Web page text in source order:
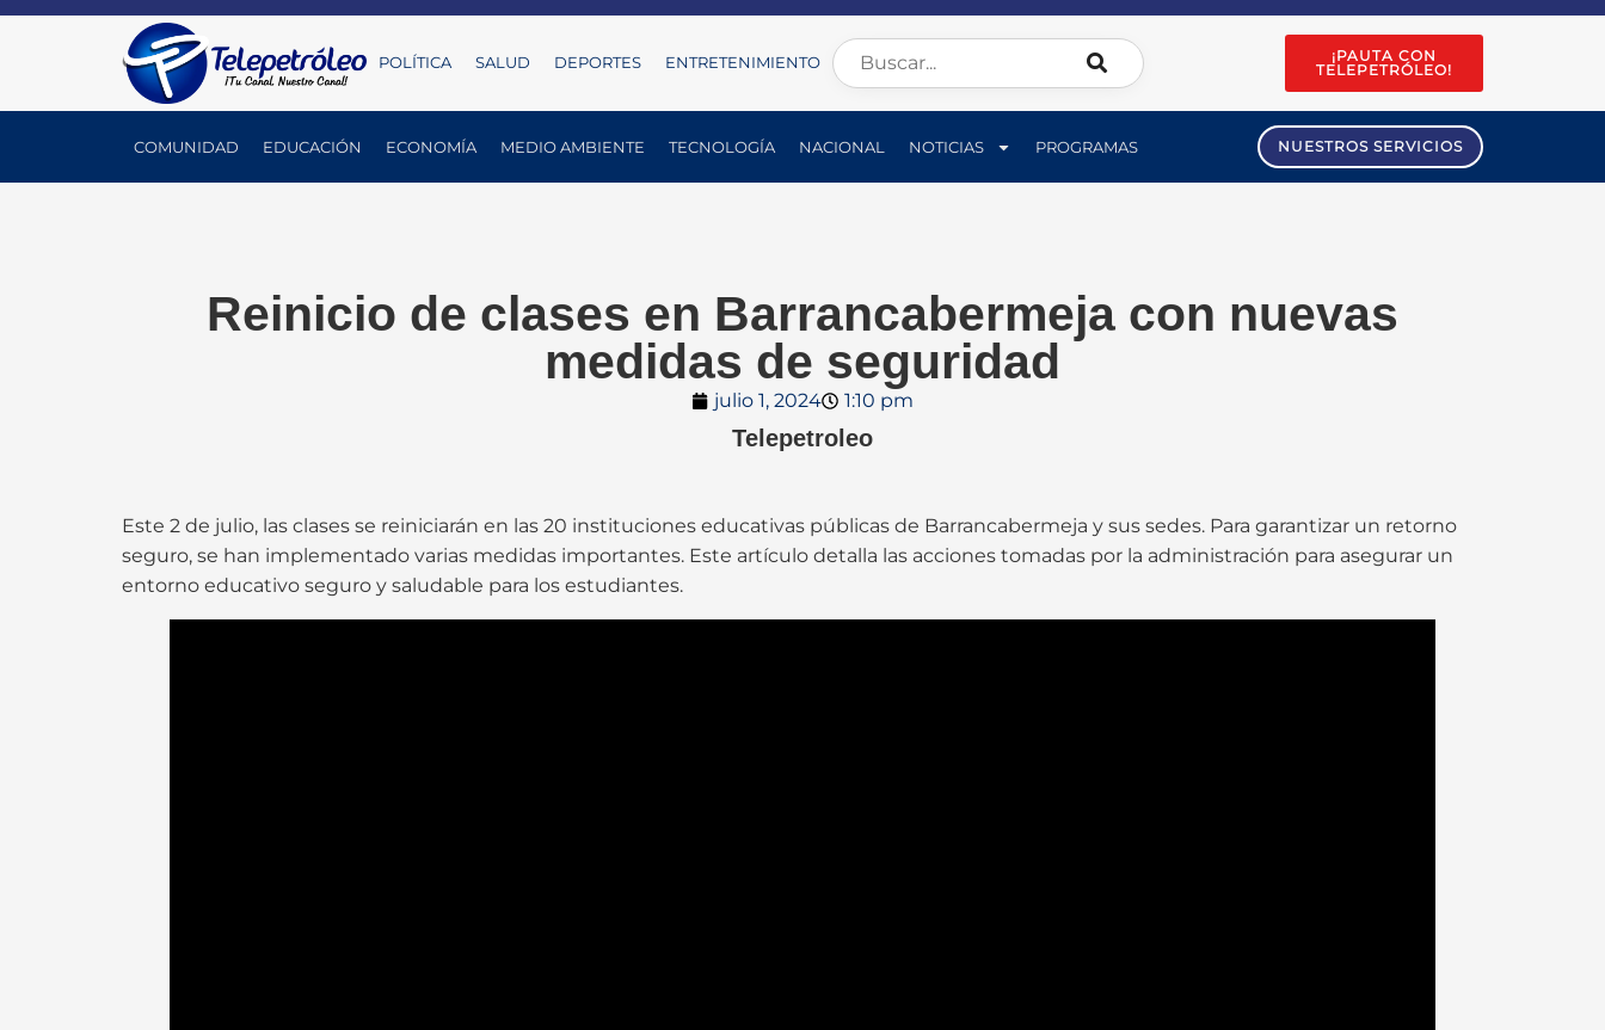
POLÍTICA SALUD DEPORTES ENTRETENIMIENTO
¡PAUTA CON
TELEPETRÓLEO!
COMUNIDAD EDUCACIÓN ECONOMÍA MEDIO AMBIENTE TECNOLOGÍA NACIONAL NOTICIAS PROGRAMAS NUESTROS SERVICIOS
Reinicio de clases en Barrancabermeja con nuevas
medidas de seguridad
julio 1, 2024 1:10 pm
Telepetroleo
Este 2 de julio, las clases se reiniciarán en las 20 instituciones educativas públicas de Barrancabermeja y sus sedes. Para garantizar un retorno
seguro, se han implementado varias medidas importantes. Este artículo detalla las acciones tomadas por la administración para asegurar un
entorno educativo seguro y saludable para los estudiantes.